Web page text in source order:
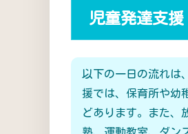
児童発達支
以下の一日の流れは
援では、保育所や幼
どあります。また、